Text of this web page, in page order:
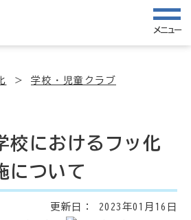
メニュー
学校・児童クラブ
校におけるフッ化
について
更新日： 2023年01月16日